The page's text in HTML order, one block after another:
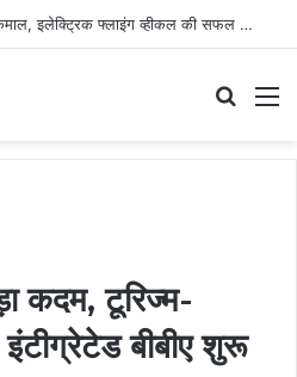
अल्मोड़ा में स्वदेशी तकनीक का कमाल, इलेक्ट्रिक फ्लाइंग व्हीकल की सफल ट्रायल उड़ान
कदम, टूरिज्म-
बीबीए शुरू